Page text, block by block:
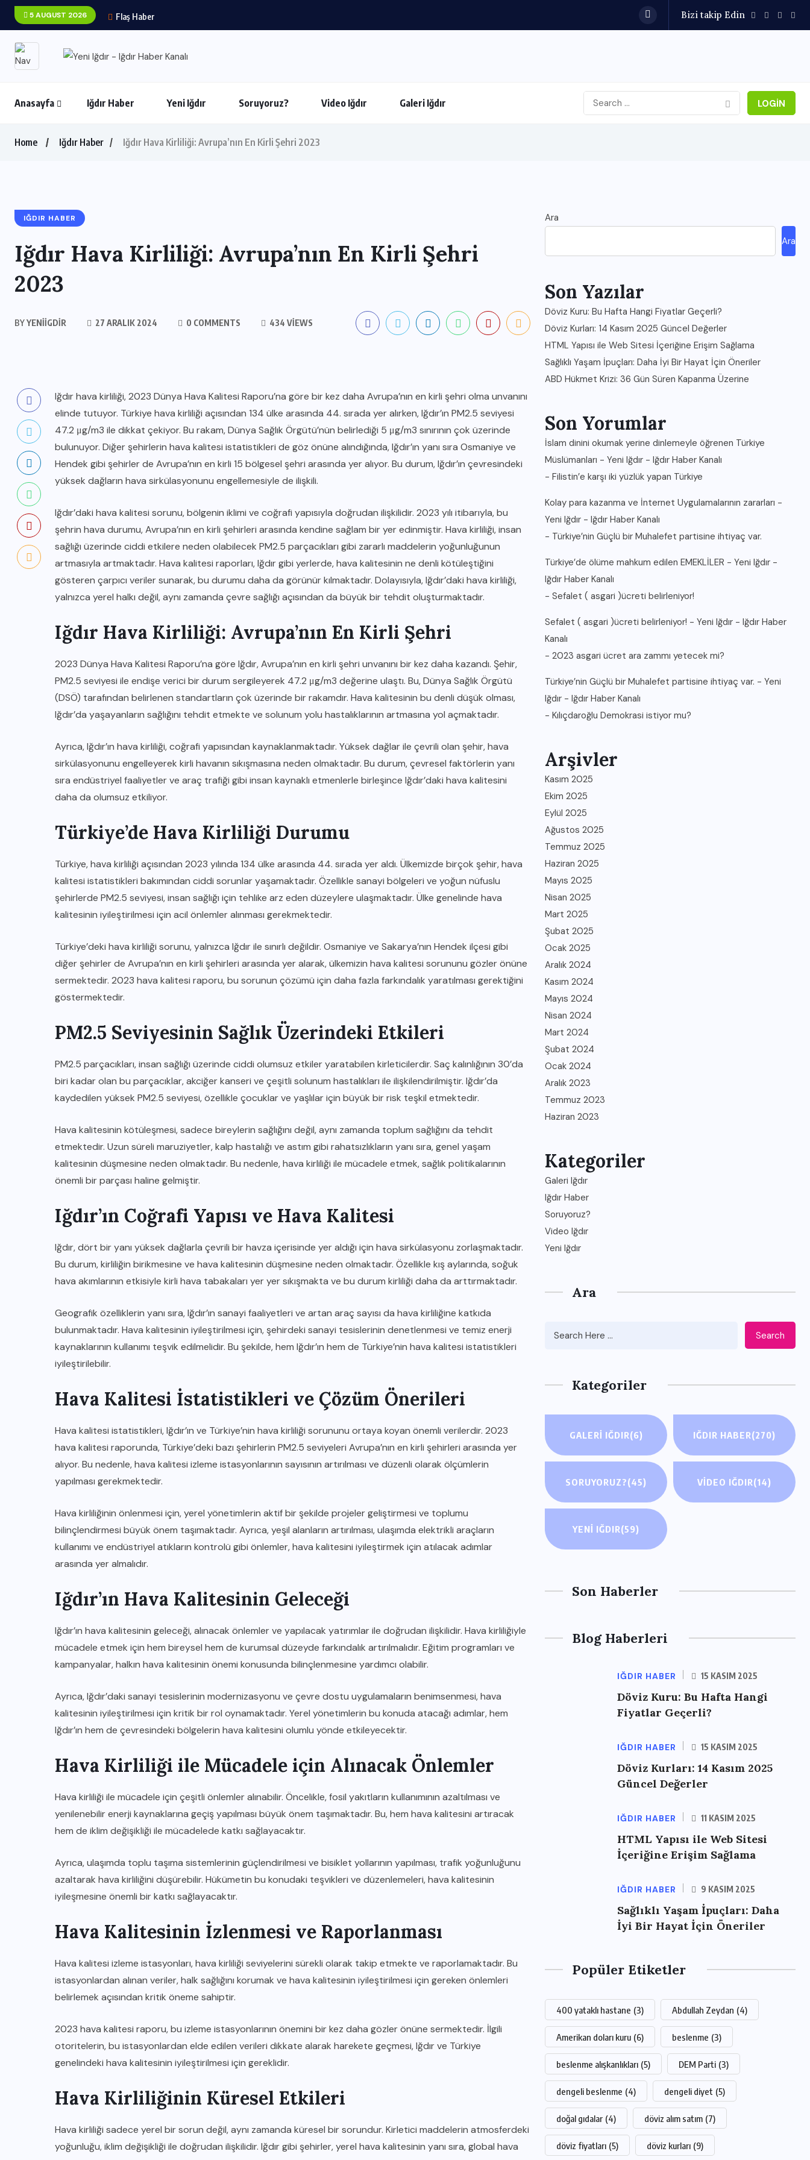
5 AUGUST 2026 Flaş Haber Bizi takip Edin
Anasayfa Iğdır Haber Yeni Iğdır Soruyoruz? Video Iğdır Galeri Iğdır LOGIN
Home Iğdır Haber Iğdır Hava Kirliliği: Avrupa’nın En Kirli Şehri 2023
IĞDIR HABER
Iğdır Hava Kirliliği: Avrupa’nın En Kirli Şehri
2023
BYYENIIGDIR 27 ARALIK 2024 0 COMMENTS 434 VIEWS
Iğdır hava kirliliği, 2023 Dünya Hava Kalitesi Raporu’na göre bir kez daha Avrupa’nın en kirli şehri olma unvanını
elinde tutuyor. Türkiye hava kirliliği açısından 134 ülke arasında 44. sırada yer alırken, Iğdır’ın PM2.5 seviyesi
47.2 μg/m3 ile dikkat çekiyor. Bu rakam, Dünya Sağlık Örgütü’nün belirlediği 5 μg/m3 sınırının çok üzerinde
bulunuyor. Diğer şehirlerin hava kalitesi istatistikleri de göz önüne alındığında, Iğdır’ın yanı sıra Osmaniye ve
Hendek gibi şehirler de Avrupa’nın en kirli 15 bölgesel şehri arasında yer alıyor. Bu durum, Iğdır’ın çevresindeki
yüksek dağların hava sirkülasyonunu engellemesiyle de ilişkili.
Iğdır’daki hava kalitesi sorunu, bölgenin iklimi ve coğrafi yapısıyla doğrudan ilişkilidir. 2023 yılı itibarıyla, bu
şehrin hava durumu, Avrupa’nın en kirli şehirleri arasında kendine sağlam bir yer edinmiştir. Hava kirliliği, insan
sağlığı üzerinde ciddi etkilere neden olabilecek PM2.5 parçacıkları gibi zararlı maddelerin yoğunluğunun
artmasıyla artmaktadır. Hava kalitesi raporları, Iğdır gibi yerlerde, hava kalitesinin ne denli kötüleştiğini
gösteren çarpıcı veriler sunarak, bu durumu daha da görünür kılmaktadır. Dolayısıyla, Iğdır’daki hava kirliliği,
yalnızca yerel halkı değil, aynı zamanda çevre sağlığı açısından da büyük bir tehdit oluşturmaktadır.
Iğdır Hava Kirliliği: Avrupa’nın En Kirli Şehri
2023 Dünya Hava Kalitesi Raporu’na göre Iğdır, Avrupa’nın en kirli şehri unvanını bir kez daha kazandı. Şehir,
PM2.5 seviyesi ile endişe verici bir durum sergileyerek 47.2 μg/m3 değerine ulaştı. Bu, Dünya Sağlık Örgütü
(DSÖ) tarafından belirlenen standartların çok üzerinde bir rakamdır. Hava kalitesinin bu denli düşük olması,
Iğdır’da yaşayanların sağlığını tehdit etmekte ve solunum yolu hastalıklarının artmasına yol açmaktadır.
Ayrıca, Iğdır’ın hava kirliliği, coğrafi yapısından kaynaklanmaktadır. Yüksek dağlar ile çevrili olan şehir, hava
sirkülasyonunu engelleyerek kirli havanın sıkışmasına neden olmaktadır. Bu durum, çevresel faktörlerin yanı
sıra endüstriyel faaliyetler ve araç trafiği gibi insan kaynaklı etmenlerle birleşince Iğdır’daki hava kalitesini
daha da olumsuz etkiliyor.
Türkiye’de Hava Kirliliği Durumu
Türkiye, hava kirliliği açısından 2023 yılında 134 ülke arasında 44. sırada yer aldı. Ülkemizde birçok şehir, hava
kalitesi istatistikleri bakımından ciddi sorunlar yaşamaktadır. Özellikle sanayi bölgeleri ve yoğun nüfuslu
şehirlerde PM2.5 seviyesi, insan sağlığı için tehlike arz eden düzeylere ulaşmaktadır. Ülke genelinde hava
kalitesinin iyileştirilmesi için acil önlemler alınması gerekmektedir.
Türkiye’deki hava kirliliği sorunu, yalnızca Iğdır ile sınırlı değildir. Osmaniye ve Sakarya’nın Hendek ilçesi gibi
diğer şehirler de Avrupa’nın en kirli şehirleri arasında yer alarak, ülkemizin hava kalitesi sorununu gözler önüne
sermektedir. 2023 hava kalitesi raporu, bu sorunun çözümü için daha fazla farkındalık yaratılması gerektiğini
göstermektedir.
PM2.5 Seviyesinin Sağlık Üzerindeki Etkileri
PM2.5 parçacıkları, insan sağlığı üzerinde ciddi olumsuz etkiler yaratabilen kirleticilerdir. Saç kalınlığının 30’da
biri kadar olan bu parçacıklar, akciğer kanseri ve çeşitli solunum hastalıkları ile ilişkilendirilmiştir. Iğdır’da
kaydedilen yüksek PM2.5 seviyesi, özellikle çocuklar ve yaşlılar için büyük bir risk teşkil etmektedir.
Hava kalitesinin kötüleşmesi, sadece bireylerin sağlığını değil, aynı zamanda toplum sağlığını da tehdit
etmektedir. Uzun süreli maruziyetler, kalp hastalığı ve astım gibi rahatsızlıkların yanı sıra, genel yaşam
kalitesinin düşmesine neden olmaktadır. Bu nedenle, hava kirliliği ile mücadele etmek, sağlık politikalarının
önemli bir parçası haline gelmiştir.
Iğdır’ın Coğrafi Yapısı ve Hava Kalitesi
Iğdır, dört bir yanı yüksek dağlarla çevrili bir havza içerisinde yer aldığı için hava sirkülasyonu zorlaşmaktadır.
Bu durum, kirliliğin birikmesine ve hava kalitesinin düşmesine neden olmaktadır. Özellikle kış aylarında, soğuk
hava akımlarının etkisiyle kirli hava tabakaları yer yer sıkışmakta ve bu durum kirliliği daha da arttırmaktadır.
Geografik özelliklerin yanı sıra, Iğdır’ın sanayi faaliyetleri ve artan araç sayısı da hava kirliliğine katkıda
bulunmaktadır. Hava kalitesinin iyileştirilmesi için, şehirdeki sanayi tesislerinin denetlenmesi ve temiz enerji
kaynaklarının kullanımı teşvik edilmelidir. Bu şekilde, hem Iğdır’ın hem de Türkiye’nin hava kalitesi istatistikleri
iyileştirilebilir.
Hava Kalitesi İstatistikleri ve Çözüm Önerileri
Hava kalitesi istatistikleri, Iğdır’ın ve Türkiye’nin hava kirliliği sorununu ortaya koyan önemli verilerdir. 2023
hava kalitesi raporunda, Türkiye’deki bazı şehirlerin PM2.5 seviyeleri Avrupa’nın en kirli şehirleri arasında yer
alıyor. Bu nedenle, hava kalitesi izleme istasyonlarının sayısının artırılması ve düzenli olarak ölçümlerin
yapılması gerekmektedir.
Hava kirliliğinin önlenmesi için, yerel yönetimlerin aktif bir şekilde projeler geliştirmesi ve toplumu
bilinçlendirmesi büyük önem taşımaktadır. Ayrıca, yeşil alanların artırılması, ulaşımda elektrikli araçların
kullanımı ve endüstriyel atıkların kontrolü gibi önlemler, hava kalitesini iyileştirmek için atılacak adımlar
arasında yer almalıdır.
Iğdır’ın Hava Kalitesinin Geleceği
Iğdır’ın hava kalitesinin geleceği, alınacak önlemler ve yapılacak yatırımlar ile doğrudan ilişkilidir. Hava kirliliğiyle
mücadele etmek için hem bireysel hem de kurumsal düzeyde farkındalık artırılmalıdır. Eğitim programları ve
kampanyalar, halkın hava kalitesinin önemi konusunda bilinçlenmesine yardımcı olabilir.
Ayrıca, Iğdır’daki sanayi tesislerinin modernizasyonu ve çevre dostu uygulamaların benimsenmesi, hava
kalitesinin iyileştirilmesi için kritik bir rol oynamaktadır. Yerel yönetimlerin bu konuda atacağı adımlar, hem
Iğdır’ın hem de çevresindeki bölgelerin hava kalitesini olumlu yönde etkileyecektir.
Hava Kirliliği ile Mücadele için Alınacak Önlemler
Hava kirliliği ile mücadele için çeşitli önlemler alınabilir. Öncelikle, fosil yakıtların kullanımının azaltılması ve
yenilenebilir enerji kaynaklarına geçiş yapılması büyük önem taşımaktadır. Bu, hem hava kalitesini artıracak
hem de iklim değişikliği ile mücadelede katkı sağlayacaktır.
Ayrıca, ulaşımda toplu taşıma sistemlerinin güçlendirilmesi ve bisiklet yollarının yapılması, trafik yoğunluğunu
azaltarak hava kirliliğini düşürebilir. Hükümetin bu konudaki teşvikleri ve düzenlemeleri, hava kalitesinin
iyileşmesine önemli bir katkı sağlayacaktır.
Hava Kalitesinin İzlenmesi ve Raporlanması
Hava kalitesi izleme istasyonları, hava kirliliği seviyelerini sürekli olarak takip etmekte ve raporlamaktadır. Bu
istasyonlardan alınan veriler, halk sağlığını korumak ve hava kalitesinin iyileştirilmesi için gereken önlemleri
belirlemek açısından kritik öneme sahiptir.
2023 hava kalitesi raporu, bu izleme istasyonlarının önemini bir kez daha gözler önüne sermektedir. İlgili
otoritelerin, bu istasyonlardan elde edilen verileri dikkate alarak harekete geçmesi, Iğdır ve Türkiye
genelindeki hava kalitesinin iyileştirilmesi için gereklidir.
Hava Kirliliğinin Küresel Etkileri
Hava kirliliği sadece yerel bir sorun değil, aynı zamanda küresel bir sorundur. Kirletici maddelerin atmosferdeki
yoğunluğu, iklim değişikliği ile doğrudan ilişkilidir. Iğdır gibi şehirler, yerel hava kalitesinin yanı sıra, global hava
Ara
Ara
Son Yazılar
Döviz Kuru: Bu Hafta Hangi Fiyatlar Geçerli?
Döviz Kurları: 14 Kasım 2025 Güncel Değerler
HTML Yapısı ile Web Sitesi İçeriğine Erişim Sağlama
Sağlıklı Yaşam İpuçları: Daha İyi Bir Hayat İçin Öneriler
ABD Hükmet Krizi: 36 Gün Süren Kapanma Üzerine
Son Yorumlar
İslam dinini okumak yerine dinlemeyle öğrenen Türkiye
Müslümanları - Yeni Iğdır - Iğdır Haber Kanalı
- Filistin’e karşı iki yüzlük yapan Türkiye
Kolay para kazanma ve İnternet Uygulamalarının zararları -
Yeni Iğdır - Iğdır Haber Kanalı
- Türkiye’nin Güçlü bir Muhalefet partisine ihtiyaç var.
Türkiye’de ölüme mahkum edilen EMEKLİLER - Yeni Iğdır -
Iğdır Haber Kanalı
- Sefalet ( asgari )ücreti belirleniyor!
Sefalet ( asgari )ücreti belirleniyor! - Yeni Iğdır - Iğdır Haber
Kanalı
- 2023 asgari ücret ara zammı yetecek mi?
Türkiye’nin Güçlü bir Muhalefet partisine ihtiyaç var. - Yeni
Iğdır - Iğdır Haber Kanalı
- Kılıçdaroğlu Demokrasi istiyor mu?
Arşivler
Kasım 2025
Ekim 2025
Eylül 2025
Ağustos 2025
Temmuz 2025
Haziran 2025
Mayıs 2025
Nisan 2025
Mart 2025
Şubat 2025
Ocak 2025
Aralık 2024
Kasım 2024
Mayıs 2024
Nisan 2024
Mart 2024
Şubat 2024
Ocak 2024
Aralık 2023
Temmuz 2023
Haziran 2023
Kategoriler
Galeri Iğdır
Iğdır Haber
Soruyoruz?
Video Iğdır
Yeni Iğdır
Ara
Search
Kategoriler
GALERI IĞDIR(6) IĞDIR HABER(270)
SORUYORUZ?(45) VIDEO IĞDIR(14)
YENI IĞDIR(59)
Son Haberler
Blog Haberleri
IĞDIR HABER 15 KASIM 2025
Döviz Kuru: Bu Hafta Hangi
Fiyatlar Geçerli?
IĞDIR HABER 15 KASIM 2025
Döviz Kurları: 14 Kasım 2025
Güncel Değerler
IĞDIR HABER 11 KASIM 2025
HTML Yapısı ile Web Sitesi
İçeriğine Erişim Sağlama
IĞDIR HABER 9 KASIM 2025
Sağlıklı Yaşam İpuçları: Daha
İyi Bir Hayat İçin Öneriler
Popüler Etiketler
400 yataklı hastane (3) Abdullah Zeydan (4)
Amerikan doları kuru (6) beslenme (3)
beslenme alışkanlıkları (5) DEM Parti (3)
dengeli beslenme (4) dengeli diyet (5)
doğal gıdalar (4) döviz alım satım (7)
döviz fiyatları (5) döviz kurları (9)